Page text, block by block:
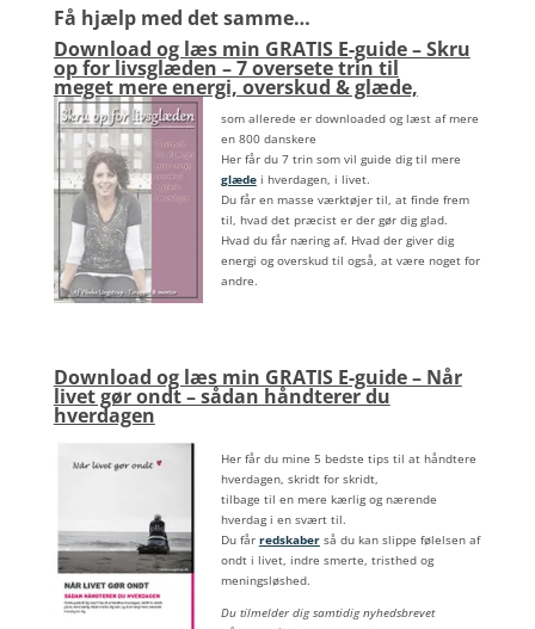
Få hjælp med det samme…
Download og læs min GRATIS E-guide – Skru
op for livsglæden – 7 oversete trin til
meget mere energi, overskud & glæde,
som allerede er downloaded og læst af mere
en 800 danskere
Her får du 7 trin som vil guide dig til mere
glædei hverdagen, i livet.
Du får en masse værktøjer til, at finde frem
til, hvad det præcist er der gør dig glad.
Hvad du får næring af. Hvad der giver dig
energi og overskud til også, at være noget for
andre.
Download og læs min GRATIS E-guide – Når
livet gør ondt – sådan håndterer du
hverdagen
Her får du mine 5 bedste tips til at håndtere
hverdagen, skridt for skridt,
tilbage til en mere kærlig og nærende
hverdag i en svært til.
Du får redskaberså du kan slippe følelsen af
ondt i livet, indre smerte, tristhed og
meningsløshed.
Du tilmelder dig samtidig nyhedsbrevet